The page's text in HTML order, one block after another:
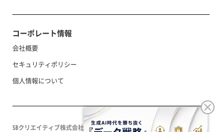
コーポレート情報
会社概要
セキュリティポリシー
個人情報について
SBクリエイティブ株式会社